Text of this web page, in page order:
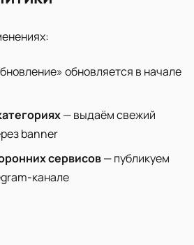
обновляется в начале
— выдаём свежий
banner
сервисов— публикуем
канале